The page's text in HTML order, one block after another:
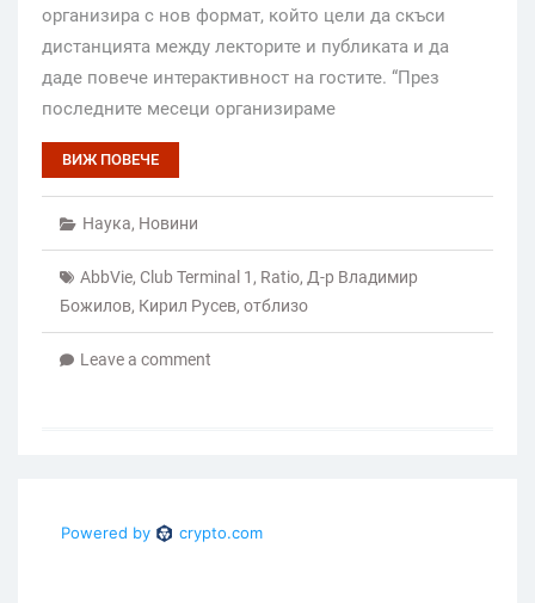
организира с нов формат, който цели да скъси
дистанцията между лекторите и публиката и да
даде повече интерактивност на гостите. “През
последните месеци организираме
ВИЖ ПОВЕЧЕ
Наука, Новини
AbbVie, Club Terminal 1 , Ratio, Д-р Владимир
Божилов, Кирил Русев, отблизо
Leave a comment